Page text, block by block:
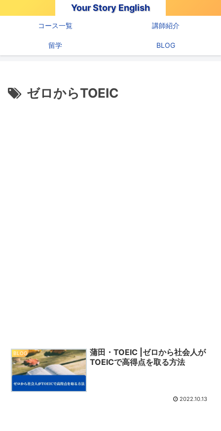
Your Story English
コース一覧 講師紹介
留学 BLOG
ゼロからTOEIC
BLOG
蒲田・TOEIC |ゼロから社会人が
TOEICで高得点を取る方法
2022.10.13